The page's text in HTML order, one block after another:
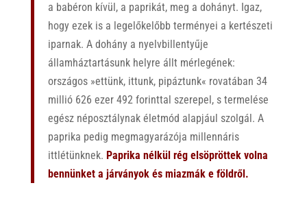
a babéron kívül, a paprikát, meg a dohányt. Igaz,
hogy ezek is a legelőkelőbb terményei a kertészeti
iparnak. A dohány a nyelvbillentyűje
államháztartásunk helyre állt mérlegének:
országos »ettünk, ittunk, pipáztunk« rovatában 34
millió 626 ezer 492 forinttal szerepel, s termelése
egész néposztálynak életmód alapjául szolgál. A
paprika pedig megmagyarázója millennáris
ittlétünknek. Paprika nélkül rég elsöpröttek volna
bennünket a járványok és miazmák e földről.